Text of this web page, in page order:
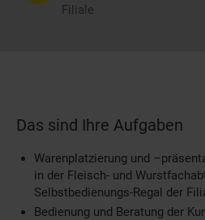
Filiale
Das sind Ihre Aufgaben
Warenplatzierung und
in der Fleisch- und
Selbstbedienungs-Regal der
Bedienung und Beratung der